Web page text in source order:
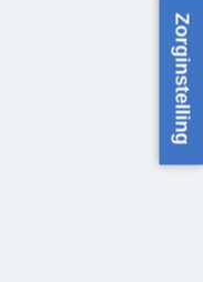
Zorginstelling